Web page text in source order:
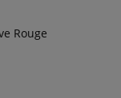
Rouge